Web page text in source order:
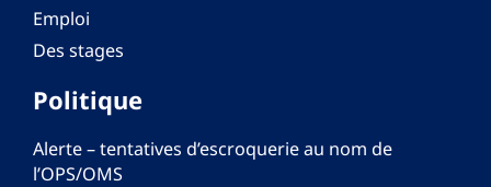
Emploi
Des stages
Politique
Alerte – tentatives d’escroquerie au nom de
l’OPS/OMS